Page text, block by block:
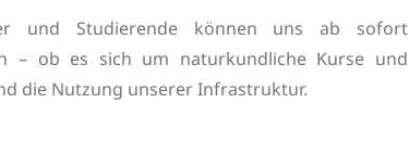
und Studierende können uns ab sofort
– ob es sich um naturkundliche Kurse und
die Nutzung unserer Infrastruktur.